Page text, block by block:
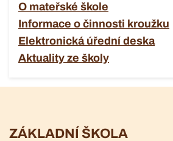
O mateřské škole
Informace o činnosti kroužku
Elektronická úřední deska
Aktuality ze školy
ZÁKLADNÍ ŠKOLA